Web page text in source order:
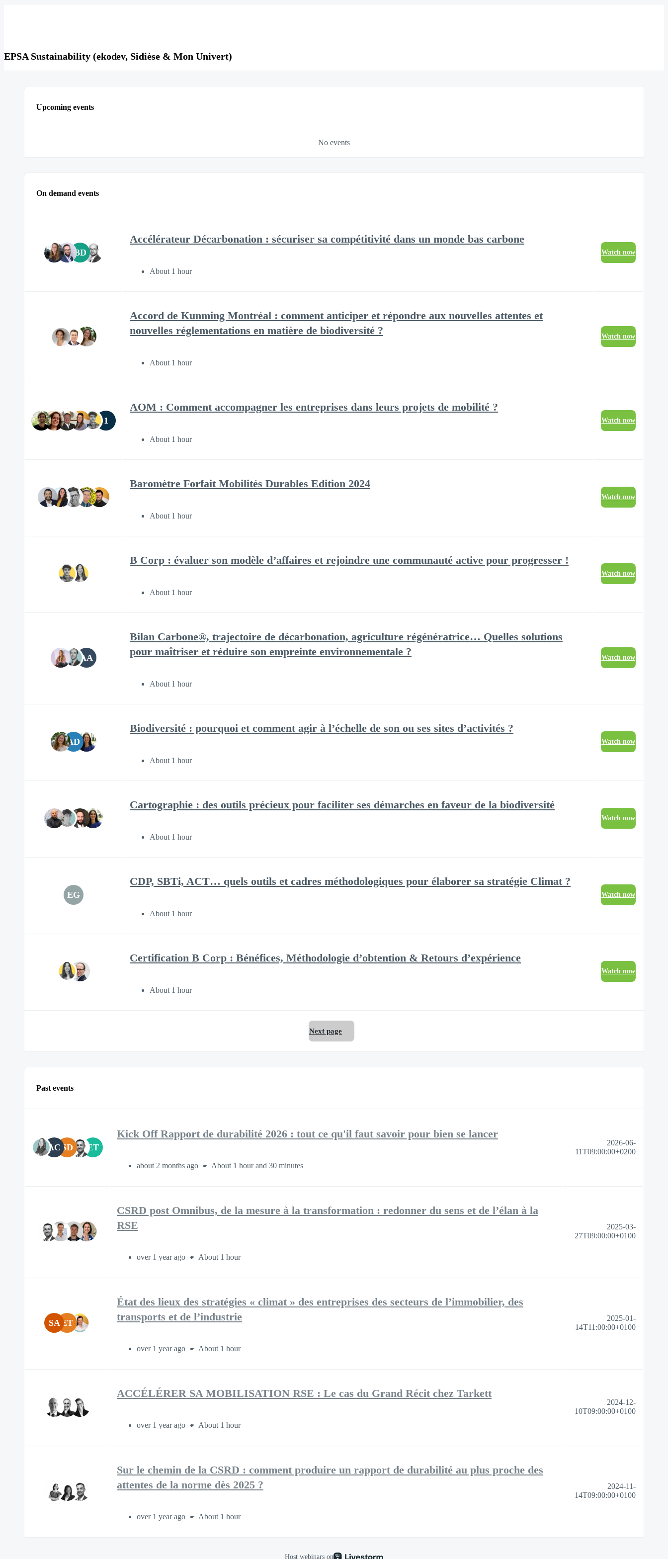
EPSA Sustainability (ekodev, Sidièse & Mon Univert)
Upcoming events
No events
On demand events
BD
Accélérateur Décarbonation : sécuriser sa compétitivité dans un monde bas carbone
About 1 hour
Watch now
Accord de Kunming Montréal : comment anticiper et répondre aux nouvelles attentes et
nouvelles réglementations en matière de biodiversité ?
About 1 hour
Watch now
1
AOM : Comment accompagner les entreprises dans leurs projets de mobilité ?
About 1 hour
Watch now
Baromètre Forfait Mobilités Durables Edition 2024
About 1 hour
Watch now
B Corp : évaluer son modèle d’affaires et rejoindre une communauté active pour progresser !
About 1 hour
Watch now
AA
Bilan Carbone®, trajectoire de décarbonation, agriculture régénératrice… Quelles solutions
pour maîtriser et réduire son empreinte environnementale ?
About 1 hour
Watch now
AD
Biodiversité : pourquoi et comment agir à l’échelle de son ou ses sites d’activités ?
About 1 hour
Watch now
Cartographie : des outils précieux pour faciliter ses démarches en faveur de la biodiversité
About 1 hour
Watch now
EG
CDP, SBTi, ACT… quels outils et cadres méthodologiques pour élaborer sa stratégie Climat ?
About 1 hour
Watch now
Certification B Corp : Bénéfices, Méthodologie d’obtention & Retours d’expérience
About 1 hour
Watch now
Next page
Past events
AC SD ET
Kick Off Rapport de durabilité 2026 : tout ce qu'il faut savoir pour bien se lancer
about 2 months ago About 1 hour and 30 minutes
2026-06-
11T09:00:00+0200
CSRD post Omnibus, de la mesure à la transformation : redonner du sens et de l’élan à la
RSE
over 1 year ago About 1 hour
2025-03-
27T09:00:00+0100
SA ET
État des lieux des stratégies « climat » des entreprises des secteurs de l’immobilier, des
transports et de l’industrie
over 1 year ago About 1 hour
2025-01-
14T11:00:00+0100
ACCÉLÉRER SA MOBILISATION RSE : Le cas du Grand Récit chez Tarkett
over 1 year ago About 1 hour
2024-12-
10T09:00:00+0100
Sur le chemin de la CSRD : comment produire un rapport de durabilité au plus proche des
attentes de la norme dès 2025 ?
over 1 year ago About 1 hour
2024-11-
14T09:00:00+0100
Host webinars on